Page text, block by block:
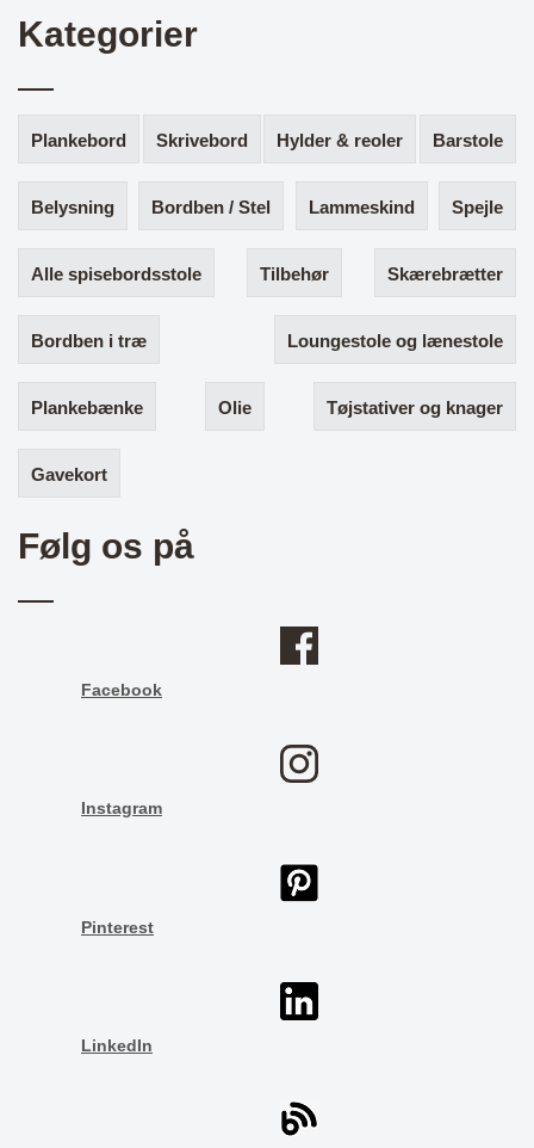
Kategorier
Plankebord Skrivebord Hylder & reoler Barstole
Belysning Bordben / Stel Lammeskind Spejle
Alle spisebordsstole Tilbehør Skærebrætter
Bordben i træ Loungestole og lænestole
Plankebænke Olie Tøjstativer og knager
Gavekort
Følg os på
Facebook
Instagram
Pinterest
LinkedIn